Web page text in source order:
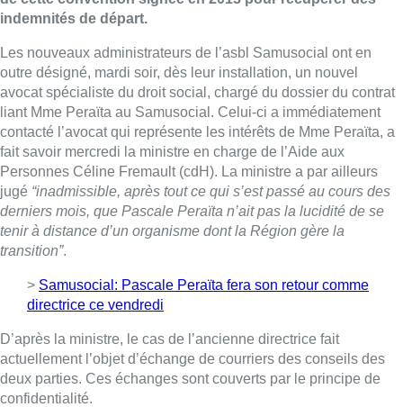
transition” .
Samusocial: Pascale Peraïta fera son retour comme
directrice ce vendredi
D’après la ministre, le cas de l’ancienne directrice fait
actuellement l’objet d’échange de courriers des conseils des
deux parties. Ces échanges sont couverts par le principe de
confidentialité.
“D’abord penser aux sans-abris”
À ce propos, le député Ecolo Alain Maron a une nouvelle fois
exhibé mercredi une copie de la convention portant sur la mise
de la directrice du Samusocial. Il apparaît que cette convention
a été co-signée le 16 décembre 2012 par Mme Peraïta,
directrice générale, et par Gregory Polus, directeur de la
coordination.
>Notre dossier sur le Samusocial